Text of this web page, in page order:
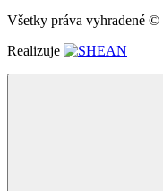
Všetky práva vyhradené ©
Realizuje